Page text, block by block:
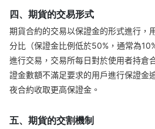
四、期貨的交易形式
期貨合約的交易以保證金的形式進行，
分比（保證金比例低於50%，通常為
進行交易，交易所每日對於使用者持倉
證金數額不滿足要求的用戶進行保證金
夜合約收取更高保證金。
五、期貨的交割機制